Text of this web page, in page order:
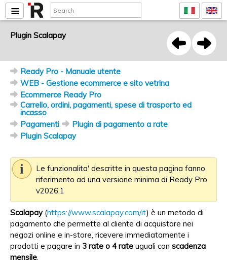
Plugin Scalapay
Ready Pro - Manuale utente
WEB - Gestione ecommerce e sito vetrina
Ecommerce Ready Pro
Carrello, ordini, pagamenti, spese di trasporto ed
incasso
Pagamenti
Plugin di pagamento a rate
Plugin Scalapay
Le funzionalita' descritte in questa pagina fanno
riferimento ad una versione minima di Ready Pro
v2026.1
Scalapay(https://www.scalapay.com/it) è un metodo di
pagamento che permette al cliente di acquistare nei
negozi online e in-store, ricevere immediatamente i
prodotti e pagare in 3 rate o 4 rate uguali con scadenza
mensile.